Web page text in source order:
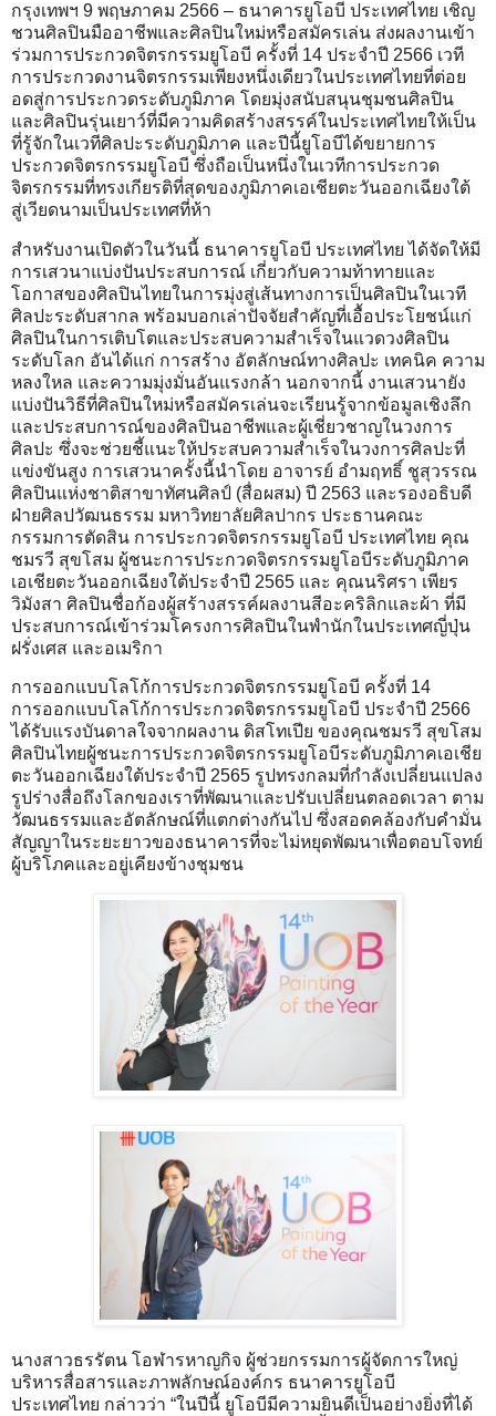
กรุงเทพฯ 9 พฤษภาคม 2566 – ธนาคารยูโอบี ประเทศไทย เชิญ
ชวนศิลปินมืออาชีพและศิลปินใหม่หรือสมัครเล่น ส่งผลงานเข้า
ร่วมการประกวดจิตรกรรมยูโอบี ครั้งที่ 14 ประจำปี 2566 เวที
การประกวดงานจิตรกรรมเพียงหนึ่งเดียวในประเทศไทยที่ต่อย
อดสู่การประกวดระดับภูมิภาค โดยมุ่งสนับสนุนชุมชนศิลปิน
และศิลปินรุ่นเยาว์ที่มีความคิดสร้างสรรค์ในประเทศไทยให้เป็น
ที่รู้จักในเวทีศิลปะระดับภูมิภาค และปีนี้ยูโอบีได้ขยายการ
ประกวดจิตรกรรมยูโอบี ซึ่งถือเป็นหนึ่งในเวทีการประกวด
จิตรกรรมที่ทรงเกียรติที่สุดของภูมิภาคเอเชียตะวันออกเฉียงใต้
สู่เวียดนามเป็นประเทศที่ห้า
สำหรับงานเปิดตัวในวันนี้ ธนาคารยูโอบี ประเทศไทย ได้จัดให้มี
การเสวนาแบ่งปันประสบการณ์ เกี่ยวกับความท้าทายและ
โอกาสของศิลปินไทยในการมุ่งสู่เส้นทางการเป็นศิลปินในเวที
ศิลปะระดับสากล พร้อมบอกเล่าปัจจัยสำคัญที่เอื้อประโยชน์แก่
ศิลปินในการเติบโตและประสบความสำเร็จในแวดวงศิลปิน
ระดับโลก อันได้แก่ การสร้าง อัตลักษณ์ทางศิลปะ เทคนิค ความ
หลงใหล และความมุ่งมั่นอันแรงกล้า นอกจากนี้ งานเสวนายัง
แบ่งปันวิธีที่ศิลปินใหม่หรือสมัครเล่นจะเรียนรู้จากข้อมูลเชิงลึก
และประสบการณ์ของศิลปินอาชีพและผู้เชี่ยวชาญในวงการ
ศิลปะ ซึ่งจะช่วยชี้แนะให้ประสบความสำเร็จในวงการศิลปะที่
แข่งขันสูง การเสวนาครั้งนี้นำโดย อาจารย์ อำมฤทธิ์ ชูสุวรรณ
ศิลปินแห่งชาติสาขาทัศนศิลป์ (สื่อผสม) ปี 2563 และรองอธิบดี
ฝ่ายศิลปวัฒนธรรม มหาวิทยาลัยศิลปากร ประธานคณะ
กรรมการตัดสิน การประกวดจิตรกรรมยูโอบี ประเทศไทย คุณ
ชมรวี สุขโสม ผู้ชนะการประกวดจิตรกรรมยูโอบีระดับภูมิภาค
เอเชียตะวันออกเฉียงใต้ประจำปี 2565 และ คุณนริศรา เพียร
วิมังสา ศิลปินชื่อก้องผู้สร้างสรรค์ผลงานสีอะคริลิกและผ้า ที่มี
ประสบการณ์เข้าร่วมโครงการศิลปินในพำนักในประเทศญี่ปุ่น
ฝรั่งเศส และอเมริกา
การออกแบบโลโก้การประกวดจิตรกรรมยูโอบี ครั้งที่ 14
การออกแบบโลโก้การประกวดจิตรกรรมยูโอบี ประจำปี 2566
ได้รับแรงบันดาลใจจากผลงาน ดิสโทเปีย ของคุณชมรวี สุขโสม
ศิลปินไทยผู้ชนะการประกวดจิตรกรรมยูโอบีระดับภูมิภาคเอเชีย
ตะวันออกเฉียงใต้ประจำปี 2565 รูปทรงกลมที่กำลังเปลี่ยนแปลง
รูปร่างสื่อถึงโลกของเราที่พัฒนาและปรับเปลี่ยนตลอดเวลา ตาม
วัฒนธรรมและอัตลักษณ์ที่แตกต่างกันไป ซึ่งสอดคล้องกับคำมั่น
สัญญาในระยะยาวของธนาคารที่จะไม่หยุดพัฒนาเพื่อตอบโจทย์
ผู้บริโภคและอยู่เคียงข้างชุมชน
นางสาวธรรัตน โอฬารหาญกิจ ผู้ช่วยกรรมการผู้จัดการใหญ่
บริหารสื่อสารและภาพลักษณ์องค์กร ธนาคารยูโอบี
ประเทศไทย กล่าวว่า “ในปีนี้ ยูโอบีมีความยินดีเป็นอย่างยิ่งที่ได้